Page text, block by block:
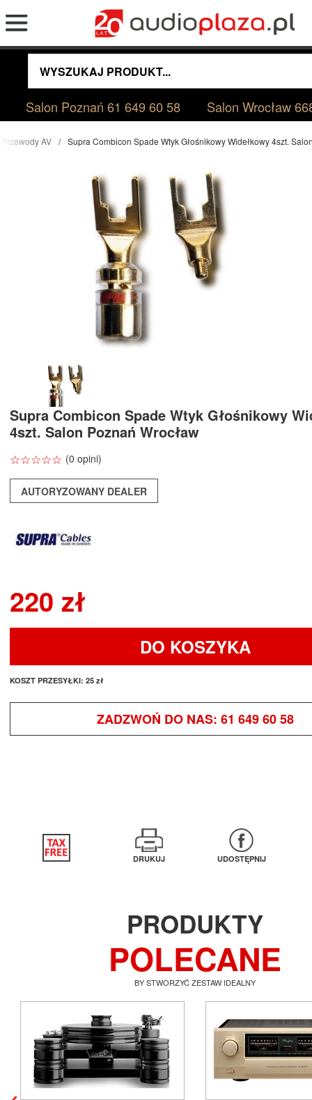
Salon Poznań61 649 60 58 Salon Wrocław
Przewody AV Supra Combicon Spade Wtyk Głośnikowy Widełkowy 4szt.
Supra Combicon Spade Wtyk Głośnikowy
4szt. Salon Poznań Wrocław
☆☆☆☆☆
★★★★★ (0 opini)
AUTORYZOWANY DEALER
220 zł
DO KOSZYKA
KOSZT PRZESYŁKI: 25 zł
ZADZWOŃ DO NAS: 61 649 60 58
DRUKUJ UDOSTĘPNIJ
PRODUKTY
POLECANE
BY STWORZYĆ ZESTAW IDEALNY